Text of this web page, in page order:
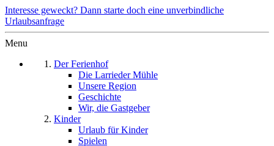
Interesse geweckt? Dann starte doch eine unverbindliche
Urlaubsanfrage
Menu
Der Ferienhof
Die Larrieder Mühle
Unsere Region
Geschichte
Wir, die Gastgeber
Kinder
Urlaub für Kinder
Spielen